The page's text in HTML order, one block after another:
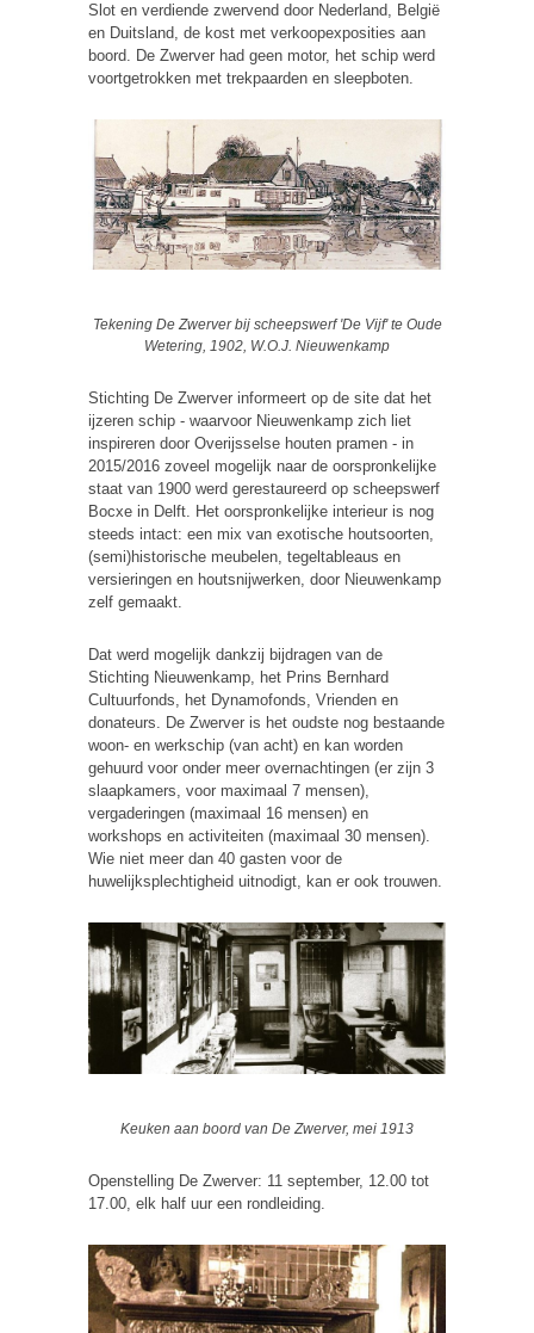
Slot en verdiende zwervend door Nederland, België
en Duitsland, de kost met verkoopexposities aan
boord. De Zwerver had geen motor, het schip werd
voortgetrokken met trekpaarden en sleepboten.
Tekening De Zwerver bij scheepswerf 'De Vijf' te Oude
Wetering, 1902, W.O.J. Nieuwenkamp
Stichting De Zwerver informeert op de site dat het
ijzeren schip - waarvoor Nieuwenkamp zich liet
inspireren door Overijsselse houten pramen - in
2015/2016 zoveel mogelijk naar de oorspronkelijke
staat van 1900 werd gerestaureerd op scheepswerf
Bocxe in Delft. Het oorspronkelijke interieur is nog
steeds intact: een mix van exotische houtsoorten,
(semi)historische meubelen, tegeltableaus en
versieringen en houtsnijwerken, door Nieuwenkamp
zelf gemaakt.
Dat werd mogelijk dankzij bijdragen van de
Stichting Nieuwenkamp, het Prins Bernhard
Cultuurfonds, het Dynamofonds, Vrienden en
donateurs. De Zwerver is het oudste nog bestaande
woon- en werkschip (van acht) en kan worden
gehuurd voor onder meer overnachtingen (er zijn 3
slaapkamers, voor maximaal 7 mensen),
vergaderingen (maximaal 16 mensen) en
workshops en activiteiten (maximaal 30 mensen).
Wie niet meer dan 40 gasten voor de
huwelijksplechtigheid uitnodigt, kan er ook trouwen.
Keuken aan boord van De Zwerver, mei 1913
Openstelling De Zwerver: 11 september, 12.00 tot
17.00, elk half uur een rondleiding.